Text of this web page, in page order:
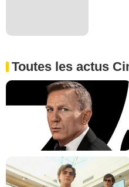
Toutes les actus